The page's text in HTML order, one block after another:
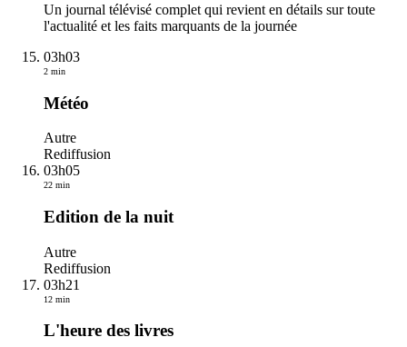
Un journal télévisé complet qui revient en détails sur toute
l'actualité et les faits marquants de la journée
03h03
2 min
Météo
Autre
Rediffusion
03h05
22 min
Edition de la nuit
Autre
Rediffusion
03h21
12 min
L'heure des livres